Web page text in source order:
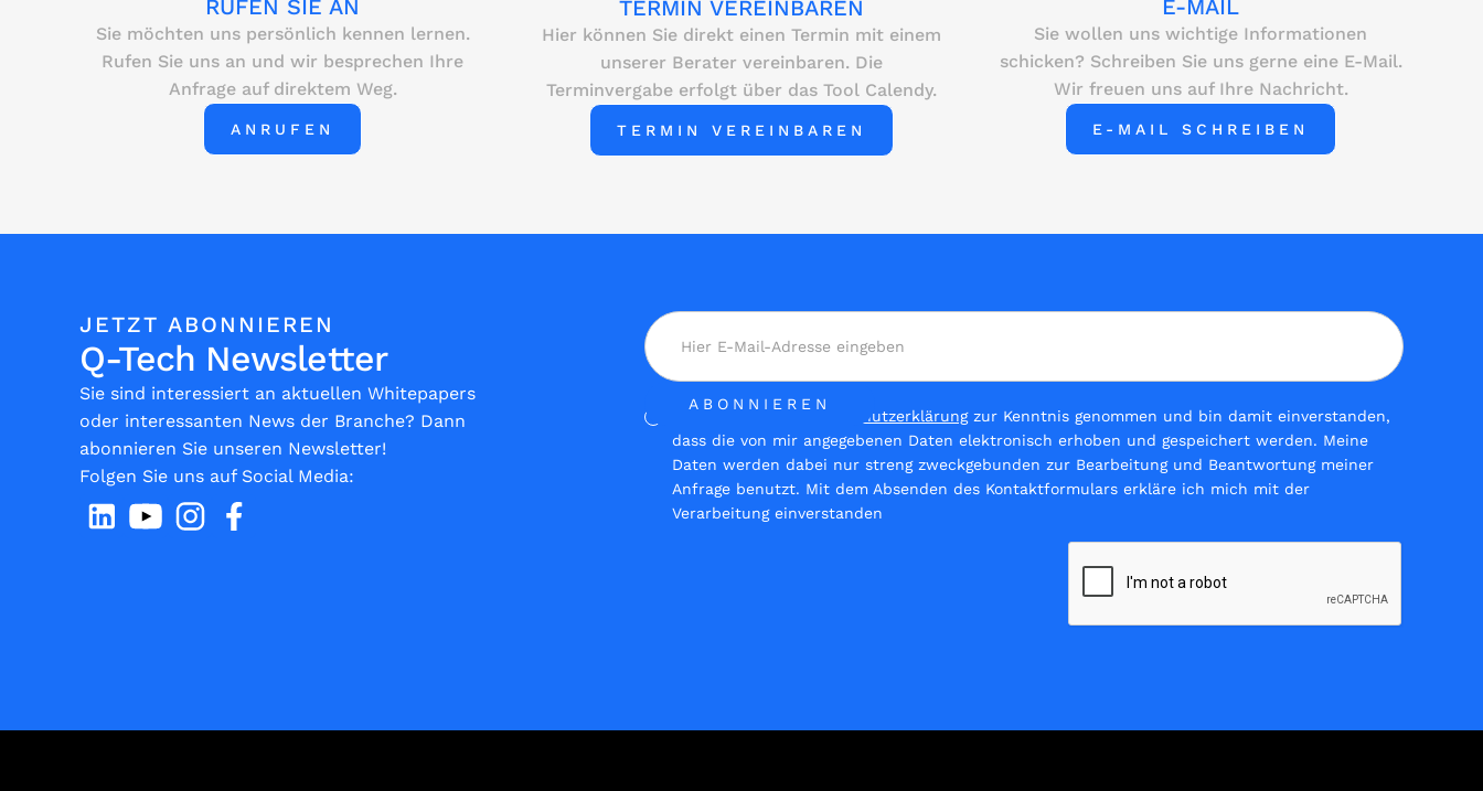
RUFEN SIE AN
Sie möchten uns persönlich kennen lernen.
Rufen Sie uns an und wir besprechen Ihre
Anfrage auf direktem Weg.
ANRUFEN
TERMIN VEREINBAREN
Hier können Sie direkt einen Termin mit einem
unserer Berater vereinbaren. Die
Terminvergabe erfolgt über das Tool Calendy.
TERMIN VEREINBAREN
E-MAIL
Sie wollen uns wichtige Informationen
schicken? Schreiben Sie uns gerne eine E-Mail.
Wir freuen uns auf Ihre Nachricht.
E-MAIL SCHREIBEN
JETZT ABONNIEREN
Q-Tech Newsletter
Sie sind interessiert an aktuellen Whitepapers
oder interessanten News der Branche? Dann
abonnieren Sie unseren Newsletter!
Folgen Sie uns auf Social Media:
Datenschutzerklärungzur Kenntnis genommen und bin damit einverstanden,
dass die von mir angegebenen Daten elektronisch erhoben und gespeichert werden. Meine
Daten werden dabei nur streng zweckgebunden zur Bearbeitung und Beantwortung meiner
Anfrage benutzt. Mit dem Absenden des Kontaktformulars erkläre ich mich mit der
Verarbeitung einverstanden